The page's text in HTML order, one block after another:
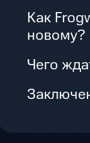
Как
новому?
Чего